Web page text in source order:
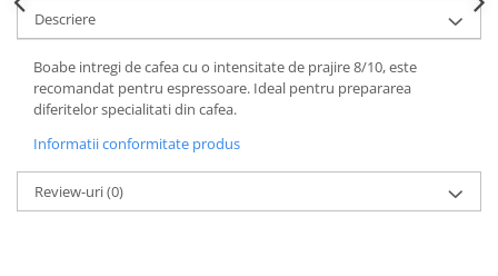
Descriere
Boabe intregi de cafea cu o intensitate de prajire 8/10, este
recomandat pentru espressoare. Ideal pentru prepararea
diferitelor specialitati din cafea.
Informatii conformitate produs
Review-uri(0)